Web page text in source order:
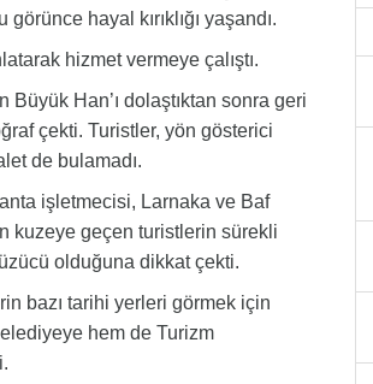
hayal kırıklığı yaşandı.
hizmet vermeye çalıştı.
Büyük Han’ı dolaştıktan sonra geri
çekti. Turistler, yön gösterici
de bulamadı.
işletmecisi, Larnaka ve Baf
kuzeye geçen turistlerin sürekli
olduğuna dikkat çekti.
bazı tarihi yerleri görmek için
hem de Turizm